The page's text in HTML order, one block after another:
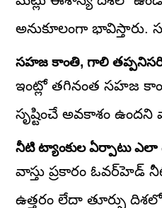
అనుకూలంగా భావిస్తారు.
సహజ కాంతి, గాలి
ఇంట్లో తగినంత సహజ
సృష్టించే అవకాశం ఉందని
నీటి ట్యాంకుల ఏర్పాటు
వాస్తు ప్రకారం ఓవర్‌హెడ్
ఉత్తరం లేదా తూర్పు